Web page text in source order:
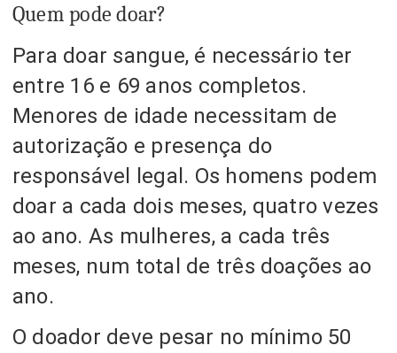
Quem pode doar?
Para doar sangue, é necessário ter
entre 16 e 69 anos completos.
Menores de idade necessitam de
autorização e presença do
responsável legal. Os homens podem
doar a cada dois meses, quatro vezes
ao ano. As mulheres, a cada três
meses, num total de três doações ao
ano.
O doador deve pesar no mínimo 50